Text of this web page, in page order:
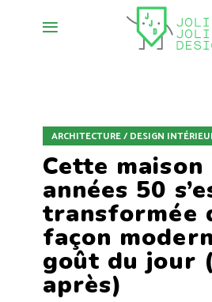
ARCHITECTURE / DESIGN
Cette maison
années 50
transformée
façon
goût du jour
après)